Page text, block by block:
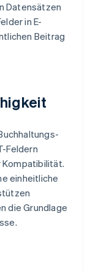
Datensätzen
in E-
Beitrag
Feldern
einheitliche
die Grundlage